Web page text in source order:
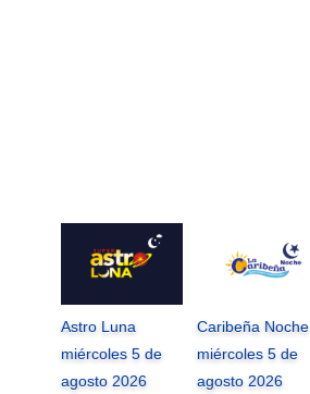
Astro Luna
miércoles 5 de
agosto 2026
Caribeña Noche
miércoles 5 de
agosto 2026